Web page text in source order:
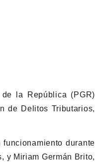
la República (PGR)
de Delitos Tributarios,
durante
y Miriam Germán Brito,